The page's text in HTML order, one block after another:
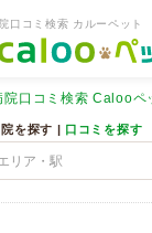
口コミ検索 カルーペット
院口コミ検索 Calooペ
を探す | 口コミを探す